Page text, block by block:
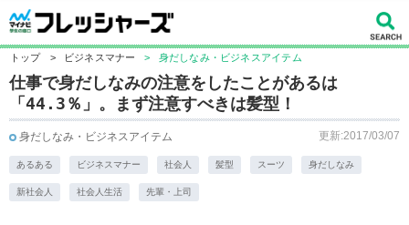
トップ > ビジネスマナー > 身だしなみ・ビジネスアイテム
仕事で身だしなみの注意をしたことがあるは
「44.3％」。まず注意すべきは髪型！
身だしなみ・ビジネスアイテム 更新:2017/03/07
あるある ビジネスマナー 社会人 髪型 スーツ 身だしなみ
新社会人 社会人生活 先輩・上司